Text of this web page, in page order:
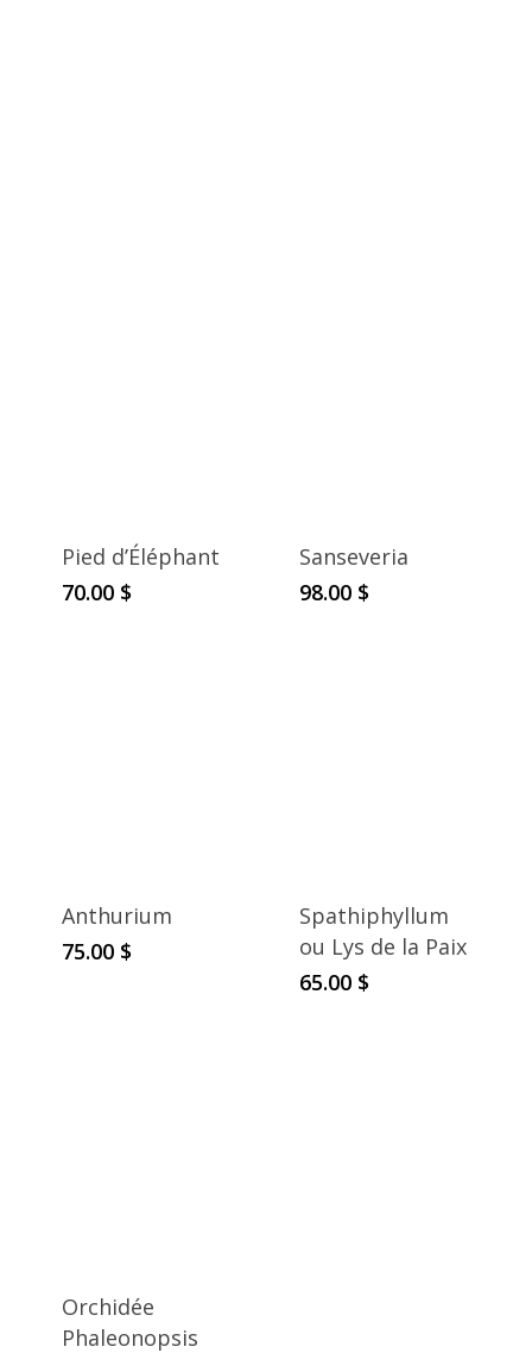
Pied d’Éléphant
70.00 $
Sanseveria
98.00 $
Anthurium
75.00 $
Spathiphyllum
ou Lys de la Paix
65.00 $
Orchidée
Phaleonopsis